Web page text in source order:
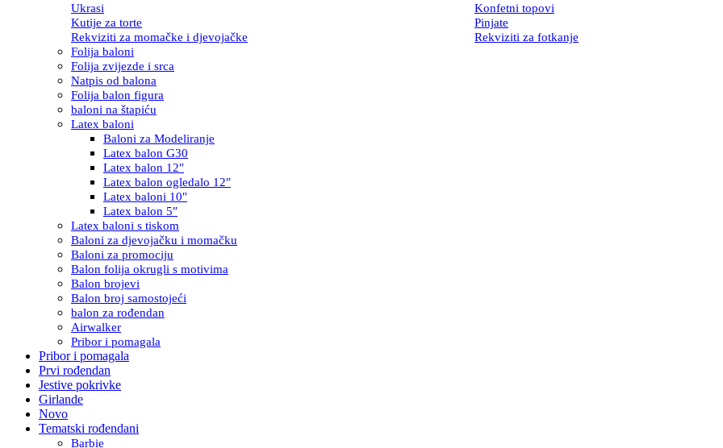
Ukrasi
Konfetni topovi
Kutije za torte
Pinjate
Rekviziti za momačke i djevojačke
Rekviziti za fotkanje
Folija baloni
Folija zvijezde i srca
Natpis od balona
Folija balon figura
baloni na štapiću
Latex baloni
Baloni za Modeliranje
Latex balon G30
Latex balon 12″
Latex balon ogledalo 12″
Latex baloni 10″
Latex balon 5″
Latex baloni s tiskom
Baloni za djevojačku i momačku
Baloni za promociju
Balon folija okrugli s motivima
Balon brojevi
Balon broj samostojeći
balon za rođendan
Airwalker
Pribor i pomagala
Pribor i pomagala
Prvi rođendan
Jestive pokrivke
Girlande
Novo
Tematski rođendani
Barbie